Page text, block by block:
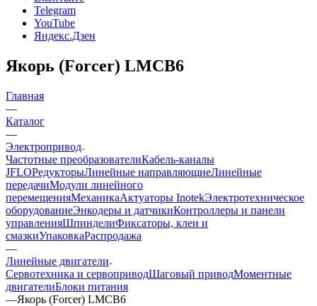
Telegram
YouTube
Яндекс.Дзен
Якорь (Forcer) LMCB6
Главная
—
Каталог
—
Электропривод
Частотные преобразователиКабель-каналы
JFLOРедукторыЛинейные направляющиеЛинейные
передачиМодули линейного
перемещенияМеханикаАктуаторы InotekЭлектротехническое
оборудованиеЭнкодеры и датчикиКонтроллеры и панели
управленияШпинделиФиксаторы, клеи и
смазкиУпаковкаРаспродажа
—
Линейные двигатели
Сервотехника и сервоприводШаговый приводМоментные
двигателиБлоки питания
—Якорь (Forcer) LMCB6